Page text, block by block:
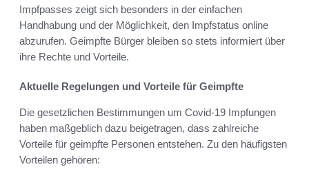
Impfpasses zeigt sich besonders in der einfachen
Handhabung und der Möglichkeit, den Impfstatus online
abzurufen. Geimpfte Bürger bleiben so stets informiert über
ihre Rechte und Vorteile.
Aktuelle Regelungen und Vorteile für Geimpfte
Die gesetzlichen Bestimmungen um Covid-19 Impfungen
haben maßgeblich dazu beigetragen, dass zahlreiche
Vorteile für geimpfte Personen entstehen. Zu den häufigsten
Vorteilen gehören: